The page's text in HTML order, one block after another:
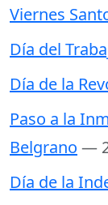
Viernes
Día del
Día de la
Paso a la
Belgrano —
Día de la